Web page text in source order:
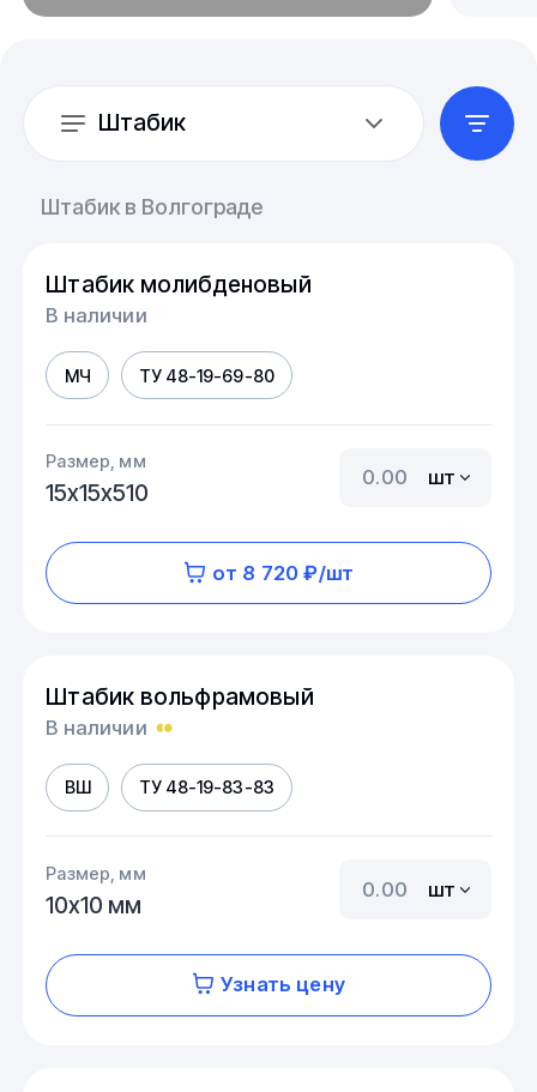
Штабик
Штабик в Волгограде
Штабик молибденовый
В наличии
МЧ ТУ 48-19-69-80
Размер, мм
15х15х510
шт
от 8 720 ₽/шт
Штабик вольфрамовый
В наличии
ВШ ТУ 48-19-83-83
Размер, мм
10х10 мм
шт
Узнать цену